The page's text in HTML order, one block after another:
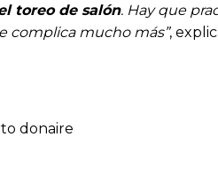
toreo de salón. Hay que
complica mucho más”,